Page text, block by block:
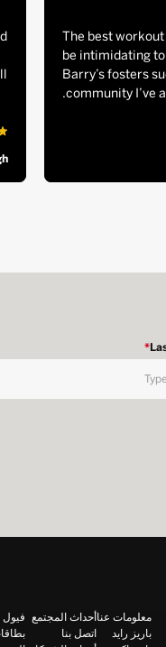
The best
be intimidating to
Barry’s fosters
community I’ve
*
معلومات عنا
باريز رايد
أحداث المجتمع
اتصل بنا
فيول